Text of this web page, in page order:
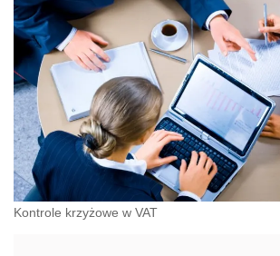
Kontrole krzyżowe w VAT